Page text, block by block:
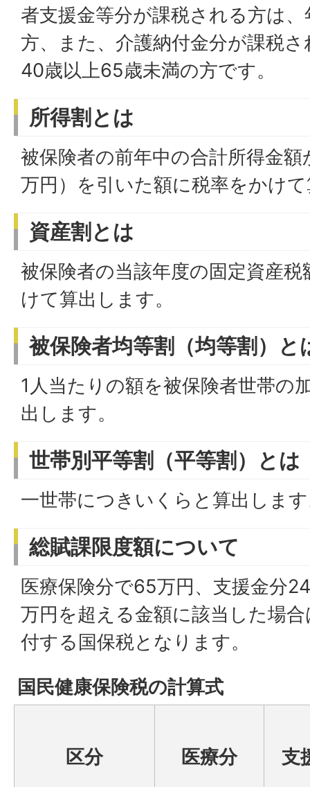
者支援金等分が課税される方は
方、また、介護納付金分が課税
40歳以上65歳未満の方です。
所得割とは
被保険者の前年中の合計所得金
万円）を引いた額に税率をかけ
資産割とは
被保険者の当該年度の固定資産
けて算出します。
被保険者均等割（均等割）と
1人当たりの額を被保険者世帯の
出します。
世帯別平等割（平等割）とは
一世帯につきいくらと算出しま
総賦課限度額について
医療保険分で65万円、支援金分
万円を超える金額に該当した場
付する国保税となります。
国民健康保険税の計算式
区分 医療分 支